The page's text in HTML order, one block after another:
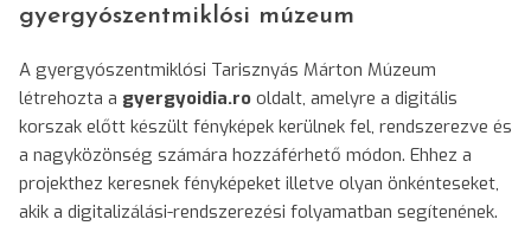
gyergyószentmiklósi múzeum
A gyergyószentmiklósi Tarisznyás Márton Múzeum
létrehozta a gyergyoidia.ro oldalt, amelyre a digitális
korszak előtt készült fényképek kerülnek fel, rendszerezve és
a nagyközönség számára hozzáférhető módon. Ehhez a
projekthez keresnek fényképeket illetve olyan önkénteseket,
akik a digitalizálási-rendszerezési folyamatban segítenének.